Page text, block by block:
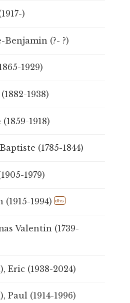
)
(?- ?)
1929)
1938)
1918)
(1785-1844)
1979)
1994) dhs
Valentin (1739-
Eric (1938-2024)
Paul (1914-1996)